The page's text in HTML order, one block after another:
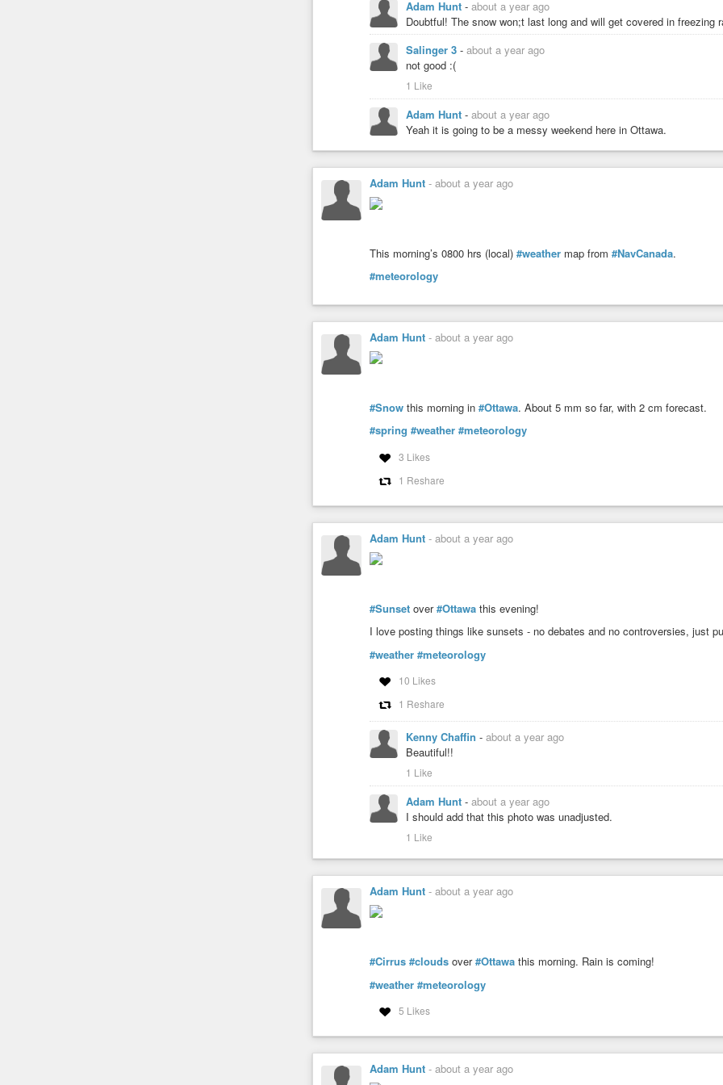
переменные климатической неопределённости в экономические
планировщики будут медлить, тем сложнее им будет справиться с
мрачной реальностью.
«Охлаждающийся мир»: Из журнала Newsweek, 28 апреля 1975 года
#climate #climatechange
Adam Hunt - about a year ago
Doubtful! The snow won;t last long and will get covered in freezing
Salinger 3 - about a year ago
not good :(
1 Like
Adam Hunt - about a year ago
Yeah it is going to be a messy weekend here in Ottawa.
Adam Hunt - about a year ago
This morning’s 0800 hrs (local) #weather map from #NavCanada.
#meteorology
Adam Hunt - about a year ago
#Snow this morning in #Ottawa. About 5 mm so far, with 2 cm forecast.
#spring #weather #meteorology
3 Likes
1 Reshare
Adam Hunt - about a year ago
#Sunset over#Ottawa this evening!
I love posting things like sunsets - no debates and no controversies, just
#weather #meteorology
10 Likes
1 Reshare
Kenny Chaffin - about a year ago
Beautiful!!
1 Like
Adam Hunt - about a year ago
I should add that this photo was unadjusted.
1 Like
Adam Hunt - about a year ago
#Cirrus #clouds over#Ottawa this morning. Rain is coming!
#weather #meteorology
5 Likes
Adam Hunt - about a year ago